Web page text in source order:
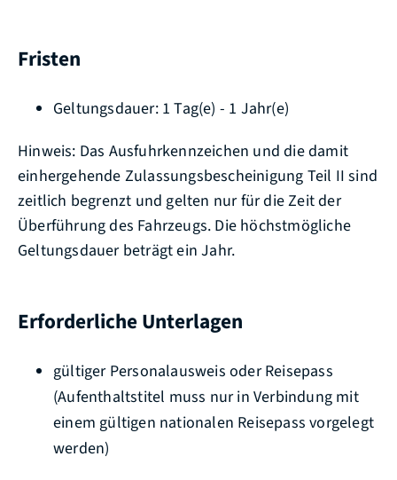
Fristen
Geltungsdauer: 1 Tag(e) - 1 Jahr(e)
Hinweis: Das Ausfuhrkennzeichen und die damit
einhergehende Zulassungsbescheinigung Teil II sind
zeitlich begrenzt und gelten nur für die Zeit der
Überführung des Fahrzeugs. Die höchstmögliche
Geltungsdauer beträgt ein Jahr.
Erforderliche Unterlagen
gültiger Personalausweis oder Reisepass
(Aufenthaltstitel muss nur in Verbindung mit
einem gültigen nationalen Reisepass vorgelegt
werden)